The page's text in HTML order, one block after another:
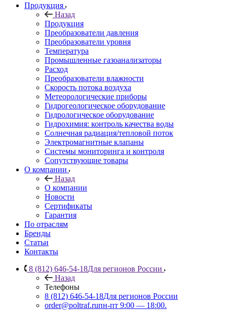
Продукция
Назад
Продукция
Преобразователи давления
Преобразователи уровня
Температура
Промышленные газоанализаторы
Расход
Преобразователи влажности
Скорость потока воздуха
Метеорологические приборы
Гидрогеологическое оборудование
Гидрологическое оборудование
Гидрохимия: контроль качества воды
Солнечная радиация/тепловой поток
Электромагнитные клапаны
Системы мониторинга и контроля
Сопутствующие товары
О компании
Назад
О компании
Новости
Сертификаты
Гарантия
По отраслям
Бренды
Статьи
Контакты
8 (812) 646-54-18Для регионов России
Назад
Телефоны
8 (812) 646-54-18Для регионов России
order@poltraf.ruпн-пт 9:00 — 18:00.